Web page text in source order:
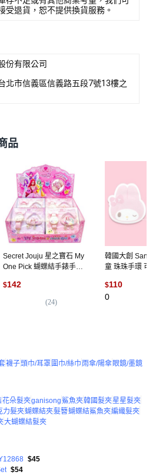
受退貨，恕不提供換貨服務。
份有限公司
北市信義區信義路五段7號13樓之
品
Secret Jouju 星之寶石 My
One Pick 蝴蝶結手錶手鍊
$142
(24)
韓國大創
童 珠珠手環 可
$110
0
襪子頭巾/耳罩圍巾/絲巾 雨傘/陽傘眼鏡/墨鏡
花朵髮夾ganisong鯊魚夾韓國髮夾星星髮夾
力髮夾蝴蝶結夾髮簪蝴蝶結鯊魚夾編織髮夾
大蝴蝶結髮夾
$45
$54